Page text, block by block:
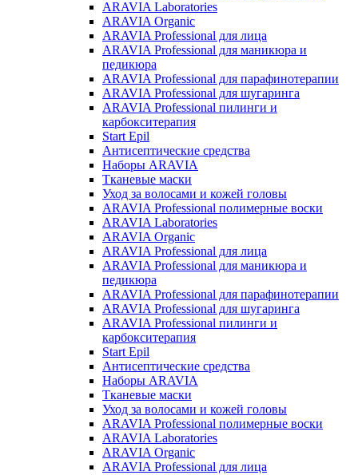
ARAVIA Laboratories
ARAVIA Organic
ARAVIA Professional для лица
ARAVIA Professional для маникюра и
педикюра
ARAVIA Professional для парафинотерапии
ARAVIA Professional для шугаринга
ARAVIA Professional пилинги и
карбокситерапия
Start Epil
Антисептические средства
Наборы ARAVIA
Тканевые маски
Уход за волосами и кожей головы
ARAVIA Professional полимерные воски
ARAVIA Laboratories
ARAVIA Organic
ARAVIA Professional для лица
ARAVIA Professional для маникюра и
педикюра
ARAVIA Professional для парафинотерапии
ARAVIA Professional для шугаринга
ARAVIA Professional пилинги и
карбокситерапия
Start Epil
Антисептические средства
Наборы ARAVIA
Тканевые маски
Уход за волосами и кожей головы
ARAVIA Professional полимерные воски
ARAVIA Laboratories
ARAVIA Organic
ARAVIA Professional для лица